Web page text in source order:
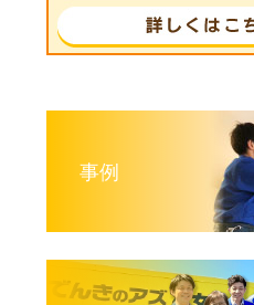
事例